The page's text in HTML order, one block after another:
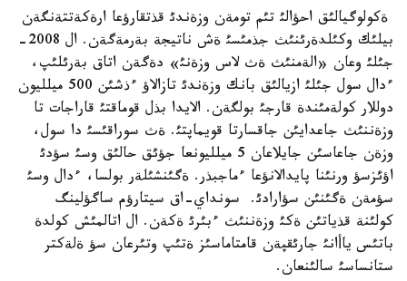
ةكولوگيالئق احؤالئ تئم تومةن وزةندئ قذتقارؤعا ارةكةتتةنگةن
بيلئك وكئلدةرئنئث جذمئسئ ةش ناتيجة بةرمةگةن. ال 2008-
جئلئ وعان «الةمنئث ةث لاس وزةنئ» دةگةن اتاق بةرئلئپ،
ءدال سول جئلئ ازيالئق بانك وزةندئ تازالاؤ ءذشئن 500 ميلليون
دوللار كولةمئندة قارجئ بولگةن. الايدا بذل قوماقتئ قاراجات تا
وزةننئث جاعدايئن جاقسارتا قويماپتئ. ةث سوراقئسئ دا سول،
وزةن جاعاسئن جايلاعان 5 ميلليونعا جؤئق حالئق وسئ سؤدئ
اؤئزسؤ ورنئنا پايدالانؤعا ءماجبذر. ةگئنشئلةر بولسا، ءدال وسئ
سؤمةن ةگئنئن سؤارادئ. سونداي-اق سيتارؤم ساگؤلينگ
كولئنة قذياتئن ةكئ وزةننئث ءبئرئ ةكةن. ال اتالمئش كولدة
باتئس ياأانئ جارئقپةن قامتاماسئز ةتئپ وتئرعان سؤ ةلةكتر
ستانساسئ سالئنعان.